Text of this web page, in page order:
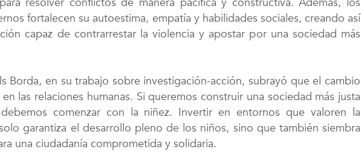
fortalecen su autoestima, empatía y habilidades sociales, creando así
capaz de contrarrestar la violencia y apostar por una sociedad más
Borda, en su trabajo sobre investigación-acción, subrayó que el cambio
las relaciones humanas. Si queremos construir una sociedad más justa
comenzar con la niñez. Invertir en entornos que valoren la
garantiza el desarrollo pleno de los niños, sino que también siembra
una ciudadanía comprometida y solidaria.